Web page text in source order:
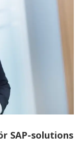
SAP-solutions